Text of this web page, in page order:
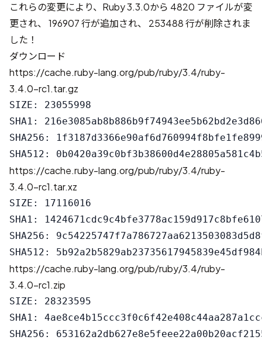
これらの変更により、Ruby 3.3.0から 4820 ファイルが変
更され、 196907 行が追加され、 253488 行が削除されま
した！
ダウンロード
https://cache.ruby-lang.org/pub/ruby/3.4/ruby-
3.4.0-rc1.tar.gz
SIZE: 23055998
SHA1:
SHA256:
https://cache.ruby-lang.org/pub/ruby/3.4/ruby-
3.4.0-rc1.tar.xz
SIZE: 17116016
SHA1:
SHA256:
https://cache.ruby-lang.org/pub/ruby/3.4/ruby-
3.4.0-rc1.zip
SIZE: 28323595
SHA1:
SHA256: